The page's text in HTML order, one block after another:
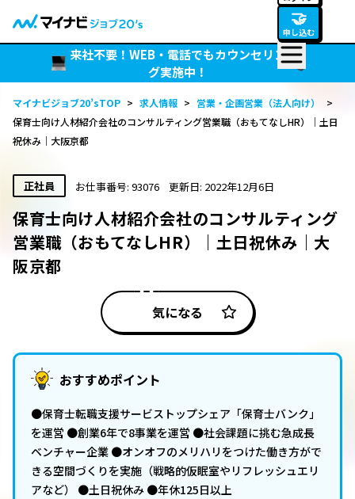
🤝
申し込む
来社不要！WEB・電話でもカウンセリン
グ実施中！
マイナビジョブ20’sTOP > 求人情報 > 営業・企画営業（法人向け）
>
保育士向け人材紹介会社のコンサルティング営業職（おもてなしHR）｜土日
祝休み｜大阪京都
正社員 お仕事番号: 93076 更新日: 2022年12月6日
保育士向け人材紹介会社のコンサルティング
営業職（おもてなしHR）｜土日祝休み｜大
阪京都
気になる
おすすめポイント
●保育士転職支援サービストップシェア「保育士バンク」
を運営 ●創業6年で8事業を運営 ●社会課題に挑む急成長
ベンチャー企業 ●オンオフのメリハリをつけた働き方がで
きる空間づくりを実施（戦略的仮眠室やリフレッシュエリ
アなど） ●土日祝休み ●年休125日以上